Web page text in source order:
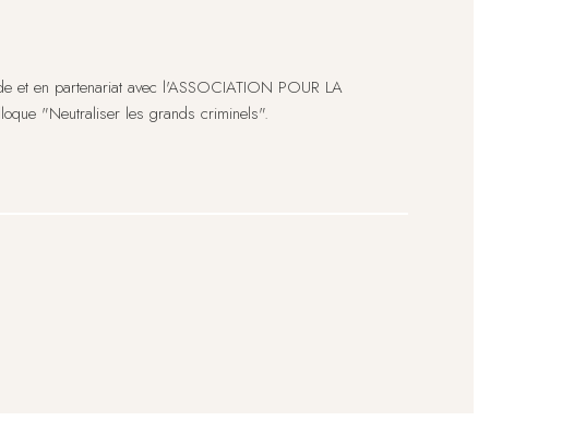
et en partenariat avec l'ASSOCIATION POUR LA
"Neutraliser les grands criminels".